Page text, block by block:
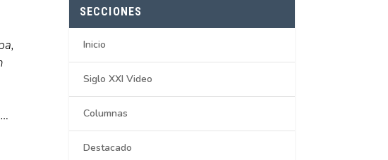
SECCIONES
Inicio
Siglo XXI Video
Columnas
Destacado